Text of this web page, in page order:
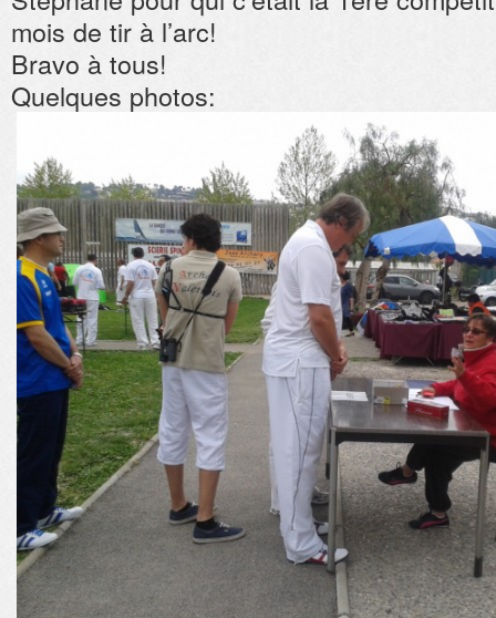
mois de tir à l’arc!
Bravo à tous!
Quelques photos: